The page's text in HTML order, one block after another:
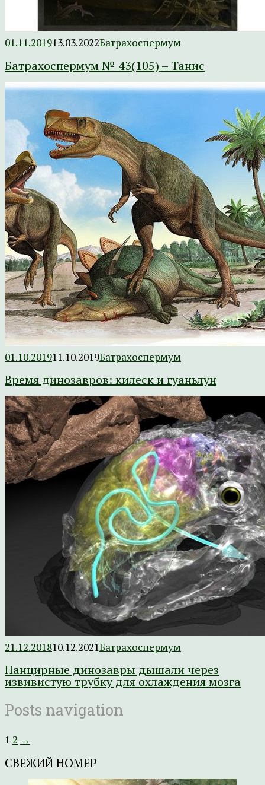
01.11.201913.03.2022Батрахоспермум
Батрахоспермум № 43(105) – Танис
01.10.201911.10.2019Батрахоспермум
Время динозавров: килеск и гуаньлун
21.12.201810.12.2021Батрахоспермум
Панцирные динозавры дышали через
извивистую трубку для охлаждения мозга
Posts navigation
1 2 →
СВЕЖИЙ НОМЕР